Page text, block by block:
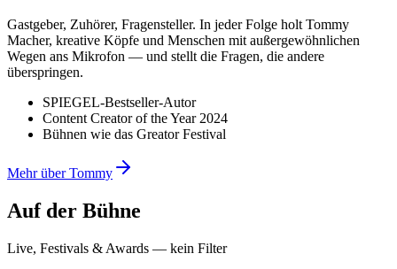
Gastgeber, Zuhörer, Fragensteller. In jeder Folge holt Tommy
Macher, kreative Köpfe und Menschen mit außergewöhnlichen
Wegen ans Mikrofon — und stellt die Fragen, die andere
überspringen.
SPIEGEL-Bestseller-Autor
Content Creator of the Year 2024
Bühnen wie das Greator Festival
Mehr über Tommy
Auf der Bühne
Live, Festivals & Awards — kein Filter